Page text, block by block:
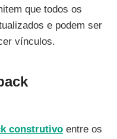
que todos os
e podem ser
vínculos.
construtivo entre os